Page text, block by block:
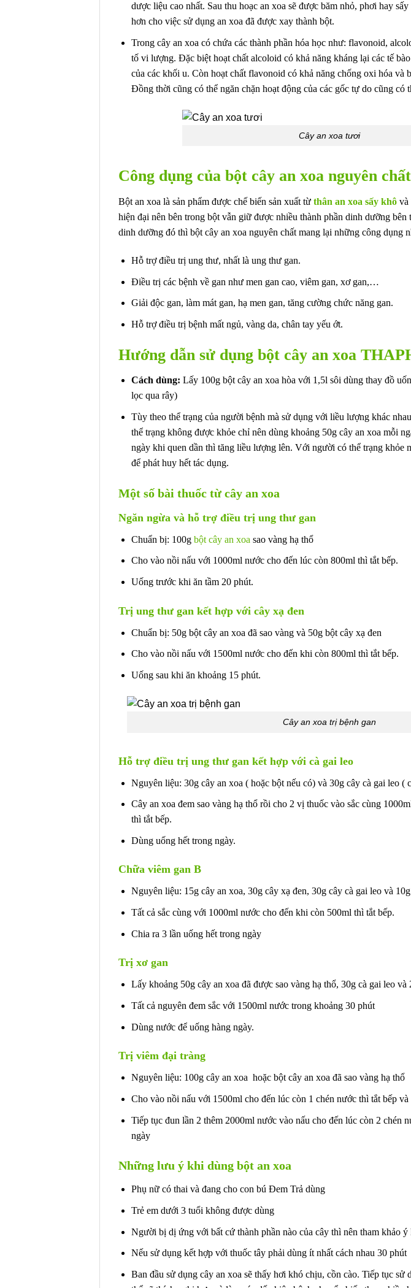
dược liệu cao nhất. Sau thu hoạc an xoa sẽ được băm nhỏ, phơi hay
hơn cho việc sử dụng an xoa đã được xay thành bột.
Trong cây an xoa có chứa các thành phần hóa học như: flavonoid,
tố vi lượng. Đặc biệt hoạt chất alcoloid có khả năng kháng lại các tế
của các khối u. Còn hoạt chất flavonoid có khả năng chống oxi hóa và
Đồng thời cũng có thể ngăn chặn hoạt động của các gốc tự do cũng có
Cây an xoa tươi
Công dụng của bột cây an xoa nguyên
Bột an xoa là sản phẩm được chế biến sản xuất từ thân an xoa sấy khô và
hiện đại nên bên trong bột vẫn giữ được nhiều thành phần dinh dưỡng
dinh dưỡng đó thì bột cây an xoa nguyên chất mang lại những công dụng
Hỗ trợ điều trị ung thư, nhất là ung thư gan.
Điều trị các bệnh về gan như men gan cao, viêm gan, xơ gan,…
Giải độc gan, làm mát gan, hạ men gan, tăng cường chức năng gan.
Hỗ trợ điều trị bệnh mất ngủ, vàng da, chân tay yếu ớt.
Hướng dẫn sử dụng bột cây an xoa
Cách dùng: Lấy 100g bột cây an xoa hòa với 1,5l sôi dùng thay đồ
lọc qua rây)
Tùy theo thể trạng của người bệnh mà sử dụng với liều lượng khác
thể trạng không được khỏe chỉ nên dùng khoảng 50g cây an xoa mỗi
ngày khi quen dần thì tăng liều lượng lên. Với người có thể trạng khỏe
để phát huy hết tác dụng.
Một số bài thuốc từ cây an xoa
Ngăn ngừa và hỗ trợ điều trị ung thư gan
Chuẩn bị: 100g bột cây an xoa sao vàng hạ thổ
Cho vào nồi nấu với 1000ml nước cho đến lúc còn 800ml thì tắt bếp.
Uống trước khi ăn tầm 20 phút.
Trị ung thư gan kết hợp với cây xạ đen
Chuẩn bị: 50g bột cây an xoa đã sao vàng và 50g bột cây xạ đen
Cho vào nồi nấu với 1500ml nước cho đến khi còn 800ml thì tắt bếp.
Uống sau khi ăn khoảng 15 phút.
Cây an xoa trị bệnh gan
Hỗ trợ điều trị ung thư gan kết hợp với cà gai leo
Nguyên liệu: 30g cây an xoa ( hoặc bột nếu có) và 30g cây cà gai leo (
Cây an xoa đem sao vàng hạ thổ rồi cho 2 vị thuốc vào sắc cùng
thì tắt bếp.
Dùng uống hết trong ngày.
Chữa viêm gan B
Nguyên liệu: 15g cây an xoa, 30g cây xạ đen, 30g cây cà gai leo và
Tất cả sắc cùng với 1000ml nước cho đến khi còn 500ml thì tắt bếp.
Chia ra 3 lần uống hết trong ngày
Trị xơ gan
Lấy khoảng 50g cây an xoa đã được sao vàng hạ thổ, 30g cà gai leo và
Tất cả nguyên đem sắc với 1500ml nước trong khoảng 30 phút
Dùng nước để uống hàng ngày.
Trị viêm đại tràng
Nguyên liệu: 100g cây an xoa hoặc bột cây an xoa đã sao vàng hạ thổ
Cho vào nồi nấu với 1500ml cho đến lúc còn 1 chén nước thì tắt bếp và
Tiếp tục đun lần 2 thêm 2000ml nước vào nấu cho đến lúc còn 2 chén
ngày
Những lưu ý khi dùng bột an xoa
Phụ nữ có thai và đang cho con bú Đem Trả dùng
Trẻ em dưới 3 tuổi không được dùng
Người bị dị ứng với bất cứ thành phần nào của cây thì nên tham khảo
Nếu sử dụng kết hợp với thuốc tây phải dùng ít nhất cách nhau 30 phút
Ban đầu sử dụng cây an xoa sẽ thấy hơi khó chịu, cồn cào. Tiếp tục sử